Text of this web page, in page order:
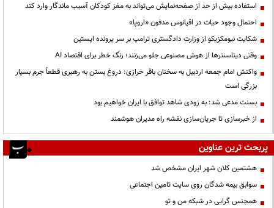
استفاده بیش از حد از صفحه‌نمایش می‌تواند به مغز کودکان آسیب ماندگار وارد کند
احتمال وجود حیات در اقیانوس مدفون «اروپا»
شکایت نیومکزیکو از وزارت دادگستری ترامپ بر سر پرونده اپستین
وقتی دیتاسنترها از هوش مصنوعی جلو می‌زنند؛ زنگ خطر برای اقتصاد AI
واکنش امام جمعه اردبیل به سخنان باقر خرازی: دروغ بستن به رهبری قطعاً جرم بسیار
بزرگی است
بسنت مدعی شد: به زودی شاهد توافق با ایران خواهیم بود
از خبرسازی تا جریان‌سازی نقشه راه مدیران هوشمند
پربحث ترین عناوین
هشتمین کلان شهر ایران مشخص شد
سوابق بیمه شدگان روی سایت تامین اجتماعی
همجنس گرایی در شبکه من و تو